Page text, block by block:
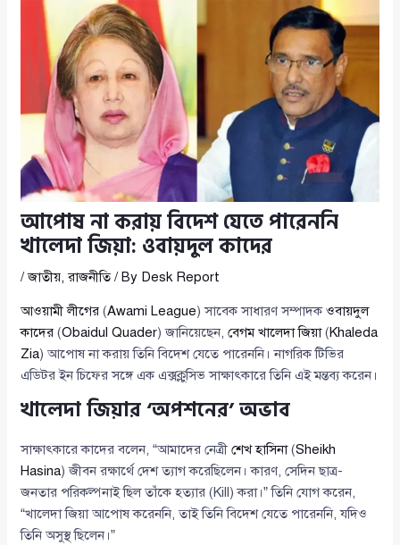
আপোষ না করায় বিদেশ যেতে পারেননি
খালেদা জিয়া: ওবায়দুল কাদের
/জাতীয়,রাজনীতি/ By Desk Report
আওয়ামী লীগের (Awami League) সাবেক সাধারণ সম্পাদকওবায়দুল
কাদের (Obaidul Quader) জানিয়েছেন,বেগম খালেদা জিয়া(Khaleda
Zia) আপোষ না করায় তিনি বিদেশ যেতে পারেননি। নাগরিক টিভির
এডিটর ইন চিফের সঙ্গে এক এক্সক্লুসিভ সাক্ষাৎকারে তিনি এই মন্তব্য করেন।
খালেদা জিয়ার ‘অপশনের’ অভাব
সাক্ষাৎকারে কাদের বলেন, “আমাদের নেত্রীশেখ হাসিনা(Sheikh
Hasina) জীবন রক্ষার্থে দেশ ত্যাগ করেছিলেন। কারণ, সেদিন ছাত্র-
জনতার পরিকল্পনাই ছিল তাঁকে হত্যার (Kill) করা।” তিনি যোগ করেন,
“খালেদা জিয়া আপোষ করেননি, তাই তিনি বিদেশ যেতে পারেননি, যদিও
তিনি অসুস্থ ছিলেন।”